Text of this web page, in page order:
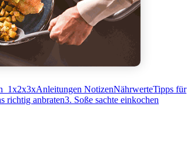
1x2x3xAnleitungen NotizenNährwerteTipps für
richtig anbraten3. Soße sachte einkochen